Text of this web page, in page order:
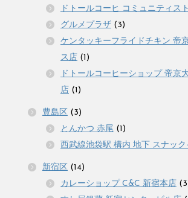
ドトールコーヒ コミュニティス
グルメプラザ (3)
ケンタッキーフライドチキン 帝
ス店 (1)
ドトールコーヒーショップ 帝京
店 (1)
豊島区 (3)
とんかつ 赤尾 (1)
西武線池袋駅 構内 地下 スナック
新宿区 (14)
カレーショップ C&C 新宿本店